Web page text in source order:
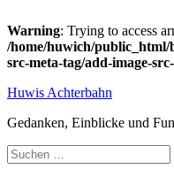
Warning: Trying to access
/home/huwich/public_html/
src-meta-tag/add-image-
Inhalt
Huwis Achterbahn
Gedanken, Einblicke und
Suche
nach: